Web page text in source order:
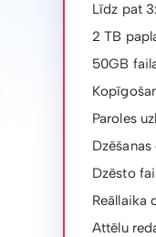
Līdz pat
2 TB
50GB
Paroles
Dzēsto
Reāllaika
Attēlu